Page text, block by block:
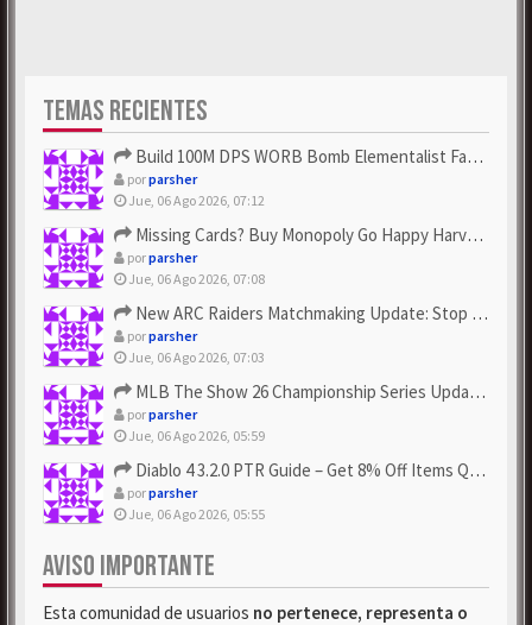
TEMAS RECIENTES
Build 100M DPS WORB Bomb Elementalist Fast - Grab POE Curren...
porparsher
Jue, 06 Ago 2026, 07:12
Missing Cards? Buy Monopoly Go Happy Harvest with Looney Tun...
porparsher
Jue, 06 Ago 2026, 07:08
New ARC Raiders Matchmaking Update: Stop Failed - Grab Bluep...
porparsher
Jue, 06 Ago 2026, 07:03
MLB The Show 26 Championship Series Update! Get Cheap & ...
porparsher
Jue, 06 Ago 2026, 05:59
Diablo 4 3.2.0 PTR Guide – Get 8% Off Items Quickly to Test ...
porparsher
Jue, 06 Ago 2026, 05:55
AVISO IMPORTANTE
Esta comunidad de usuarios no pertenece, representa o